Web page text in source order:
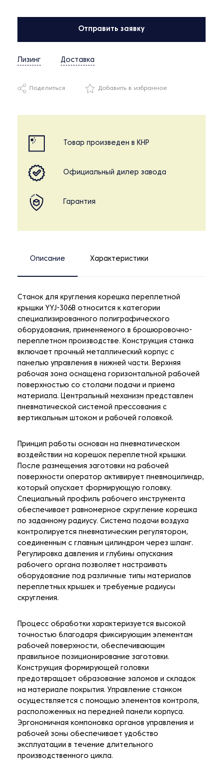
Отправить заявку
Лизинг Доставка
Поделиться Добавить в избранное
Товар произведен в КНР
Официальный дилер завода
Гарантия
Описание Характеристики
Станок для кругления корешка переплетной
крышки YYJ-306B относится к категории
специализированного полиграфического
оборудования, применяемого в брошюровочно-
переплетном производстве. Конструкция станка
включает прочный металлический корпус с
панелью управления в нижней части. Верхняя
рабочая зона оснащена горизонтальной рабочей
поверхностью со столами подачи и приема
материала. Центральный механизм представлен
пневматической системой прессования с
вертикальным штоком и рабочей головкой.
Принцип работы основан на пневматическом
воздействии на корешок переплетной крышки.
После размещения заготовки на рабочей
поверхности оператор активирует пневмоцилиндр,
который опускает формирующую головку.
Специальный профиль рабочего инструмента
обеспечивает равномерное скругление корешка
по заданному радиусу. Система подачи воздуха
контролируется пневматическим регулятором,
соединенным с главным цилиндром через шланг.
Регулировка давления и глубины опускания
рабочего органа позволяет настраивать
оборудование под различные типы материалов
переплетных крышек и требуемые радиусы
скругления.
Процесс обработки характеризуется высокой
точностью благодаря фиксирующим элементам
рабочей поверхности, обеспечивающим
правильное позиционирование заготовки.
Конструкция формирующей головки
предотвращает образование заломов и складок
на материале покрытия. Управление станком
осуществляется с помощью элементов контроля,
расположенных на передней панели корпуса.
Эргономичная компоновка органов управления и
рабочей зоны обеспечивает удобство
эксплуатации в течение длительного
производственного цикла.